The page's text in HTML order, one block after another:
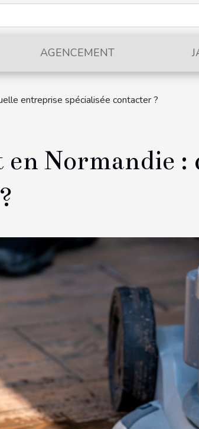
AGENCEMENT
entreprise spécialisée contacter ?
en Normandie